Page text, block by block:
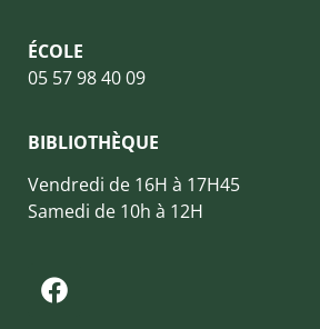
ÉCOLE
05 57 98 40 09
BIBLIOTHÈQUE
Vendredi de 16H à 17H45
Samedi de 10h à 12H